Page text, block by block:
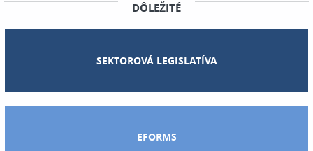
DÔLEŽITÉ
SEKTOROVÁ LEGISLATÍVA
EFORMS